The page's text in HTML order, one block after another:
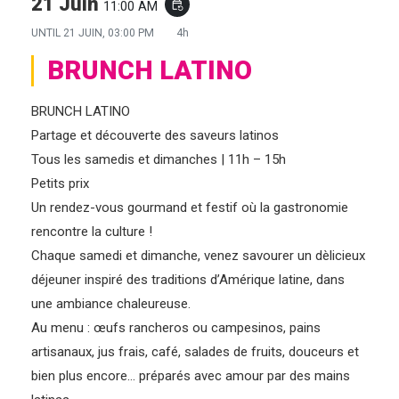
11:00 AM event_repeat
UNTIL 21 JUIN, 03:00 PM 4h
BRUNCH LATINO
BRUNCH LATINO
Partage et découverte des saveurs latinos
Tous les samedis et dimanches | 11h – 15h
Petits prix
Un rendez-vous gourmand et festif où la gastronomie
rencontre la culture !
Chaque samedi et dimanche, venez savourer un dèlicieux
déjeuner inspiré des traditions d’Amérique latine, dans
une ambiance chaleureuse.
Au menu : œufs rancheros ou campesinos, pains
artisanaux, jus frais, café, salades de fruits, douceurs et
bien plus encore… préparés avec amour par des mains